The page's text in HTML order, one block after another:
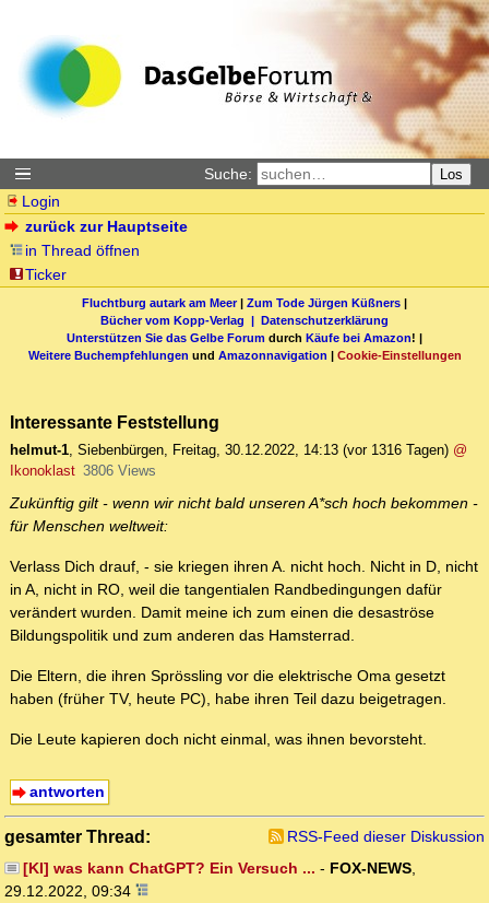
Suche: Los
Login
zurück zur Hauptseite
in Thread öffnen
Ticker
Fluchtburg autark am Meer| Zum Tode Jürgen Küßners |
Bücher vom Kopp-Verlag | Datenschutzerklärung
Unterstützen Sie das Gelbe Forum durch Käufe bei Amazon! |
Weitere Buchempfehlungen und Amazonnavigation | Cookie-Einstellungen
Interessante Feststellung
helmut-1, Siebenbürgen, Freitag, 30.12.2022, 14:13 (vor 1316 Tagen) @
Ikonoklast 3806 Views
Zukünftig gilt - wenn wir nicht bald unseren A*sch hoch bekommen -
für Menschen weltweit:
Verlass Dich drauf, - sie kriegen ihren A. nicht hoch. Nicht in D, nicht
in A, nicht in RO, weil die tangentialen Randbedingungen dafür
verändert wurden. Damit meine ich zum einen die desaströse
Bildungspolitik und zum anderen das Hamsterrad.
Die Eltern, die ihren Sprössling vor die elektrische Oma gesetzt
haben (früher TV, heute PC), habe ihren Teil dazu beigetragen.
Die Leute kapieren doch nicht einmal, was ihnen bevorsteht.
antworten
gesamter Thread:
RSS-Feed dieser Diskussion
[KI] was kann ChatGPT? Ein Versuch ... - FOX-NEWS,
29.12.2022, 09:34